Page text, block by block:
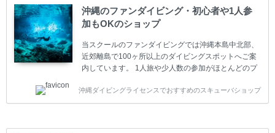
は年間を通じてキャンペーンを行っています。 ベーシ
ックダイバー(Cカード) 1日間+eラーニング 最安値キ
ャンペーン ￥22800(税込) ￥16800(税込) 器材 / 送
迎 / 保険 / 全て込み ダイビング...
沖縄のファンダイビング・初心者や1人参
加もOKのショップ
当スクールのファンダイビングでは沖縄本島中北部、
近郊離島で100ヶ所以上のダイビングスポットへご案
内しています。 1人旅や少人数の参加がほとんどのプ
の方も安心して楽しめるようにリフレッシュダイビン
グコースもご用意しています。お1人様も初心者の方
イセンスを取得したお客様、ファンダイビングのリピ
沖縄ダイビングライセンスでおすすめのスキューバショップ